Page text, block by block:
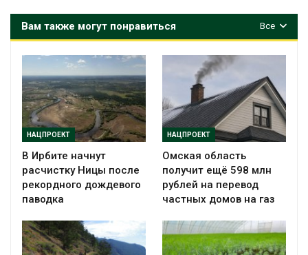
Все
Вам также могут понравиться
НАЦПРОЕКТ
В Ирбите начнут
расчистку Ницы после
рекордного дождевого
паводка
НАЦПРОЕКТ
Омская область
получит ещё 598 млн
рублей на перевод
частных домов на газ